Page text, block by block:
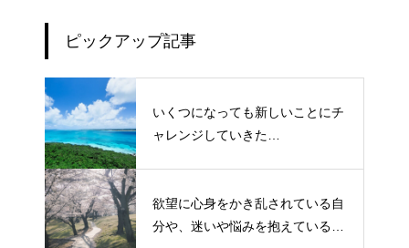
ピックアップ記事
いくつになっても新しいことにチ
ャレンジしていきた
欲望に心身をかき乱されている自
分や、迷いや悩みを抱えているネ